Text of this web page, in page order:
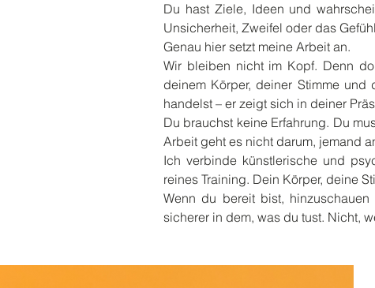
Du hast Ziele, Ideen und
Unsicherheit, Zweifel oder das
Genau hier setzt meine Arbeit an.
Wir bleiben nicht im Kopf. Denn
deinem Körper, deiner Stimme
handelst – er zeigt sich in deiner
Du brauchst keine Erfahrung. Du
Arbeit geht es nicht darum, jemand
Ich verbinde künstlerische und
reines Training. Dein Körper, deine
Wenn du bereit bist,
sicherer in dem, was du tust. Nicht,